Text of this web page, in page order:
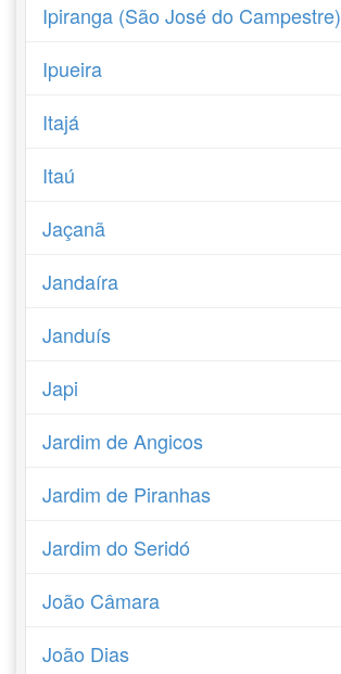
Ipiranga (São José do Campestre)
Ipueira
Itajá
Itaú
Jaçanã
Jandaíra
Janduís
Japi
Jardim de Angicos
Jardim de Piranhas
Jardim do Seridó
João Câmara
João Dias